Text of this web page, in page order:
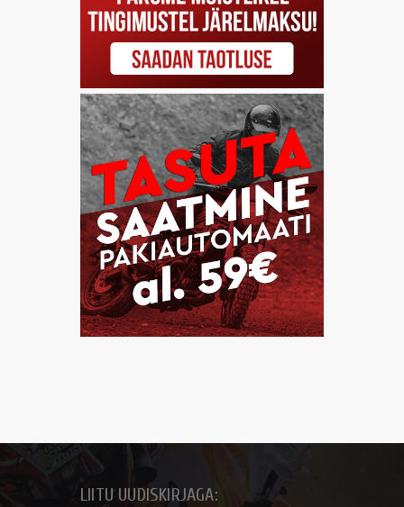
LIITU UUDISKIRJAGA: